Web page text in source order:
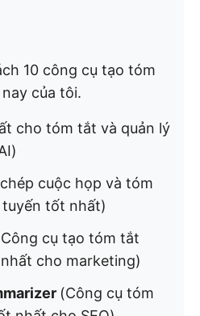
10 công cụ tạo tóm
của tôi.
cho tóm tắt và quản lý
cuộc họp và tóm
tốt nhất)
cụ tạo tóm tắt
cho marketing)
(Công cụ tóm